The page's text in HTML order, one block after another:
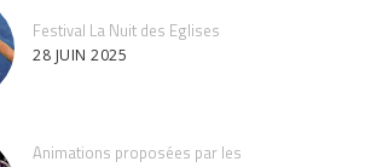
Festival La Nuit des Eglises
28 JUIN 2025
Animations proposées par les